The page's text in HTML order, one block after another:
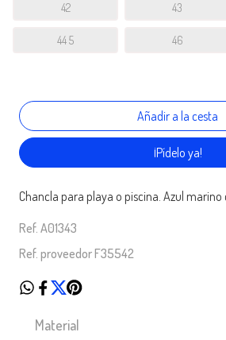
42 43
44 5 46
¡Pídelo ya!
Chancla para playa o piscina. Azul
Ref. A01343
Ref. proveedor F35542
Material